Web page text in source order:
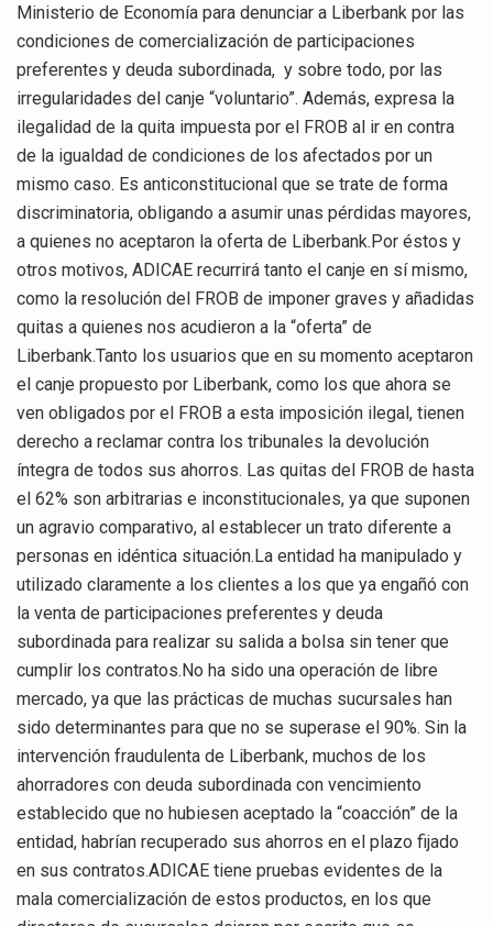
Ministerio de Economía para denunciar a Liberbank por las
condiciones de comercialización de participaciones
preferentes y deuda subordinada, y sobre todo, por las
irregularidades del canje “voluntario”. Además, expresa la
ilegalidad de la quita impuesta por el FROB al ir en contra
de la igualdad de condiciones de los afectados por un
mismo caso. Es anticonstitucional que se trate de forma
discriminatoria, obligando a asumir unas pérdidas mayores,
a quienes no aceptaron la oferta de Liberbank.Por éstos y
otros motivos, ADICAE recurrirá tanto el canje en sí mismo,
como la resolución del FROB de imponer graves y añadidas
quitas a quienes nos acudieron a la “oferta” de
Liberbank.Tanto los usuarios que en su momento aceptaron
el canje propuesto por Liberbank, como los que ahora se
ven obligados por el FROB a esta imposición ilegal, tienen
derecho a reclamar contra los tribunales la devolución
íntegra de todos sus ahorros. Las quitas del FROB de hasta
el 62% son arbitrarias e inconstitucionales, ya que suponen
un agravio comparativo, al establecer un trato diferente a
personas en idéntica situación.La entidad ha manipulado y
utilizado claramente a los clientes a los que ya engañó con
la venta de participaciones preferentes y deuda
subordinada para realizar su salida a bolsa sin tener que
cumplir los contratos.No ha sido una operación de libre
mercado, ya que las prácticas de muchas sucursales han
sido determinantes para que no se superase el 90%. Sin la
intervención fraudulenta de Liberbank, muchos de los
ahorradores con deuda subordinada con vencimiento
establecido que no hubiesen aceptado la “coacción” de la
entidad, habrían recuperado sus ahorros en el plazo fijado
en sus contratos.ADICAE tiene pruebas evidentes de la
mala comercialización de estos productos, en los que